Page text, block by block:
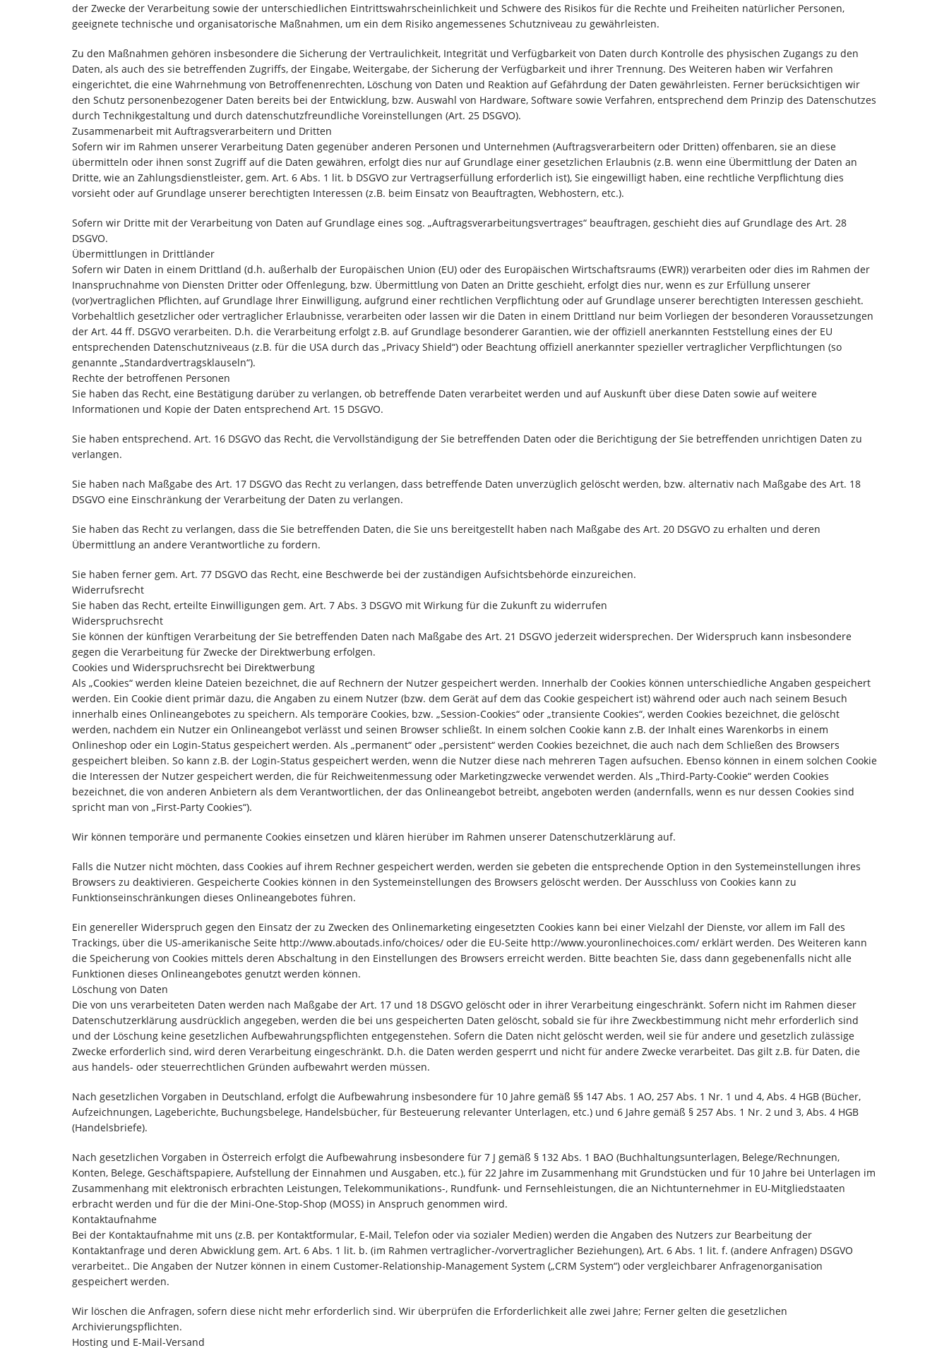
der Zwecke der Verarbeitung sowie der unterschiedlichen Eintrittswahrscheinlichkeit und Schwere des Risikos für die Rechte und Freiheiten natürlicher Personen,
geeignete technische und organisatorische Maßnahmen, um ein dem Risiko angemessenes Schutzniveau zu gewährleisten.
Zu den Maßnahmen gehören insbesondere die Sicherung der Vertraulichkeit, Integrität und Verfügbarkeit von Daten durch Kontrolle des physischen Zugangs zu den
Daten, als auch des sie betreffenden Zugriffs, der Eingabe, Weitergabe, der Sicherung der Verfügbarkeit und ihrer Trennung. Des Weiteren haben wir Verfahren
eingerichtet, die eine Wahrnehmung von Betroffenenrechten, Löschung von Daten und Reaktion auf Gefährdung der Daten gewährleisten. Ferner berücksichtigen wir
den Schutz personenbezogener Daten bereits bei der Entwicklung, bzw. Auswahl von Hardware, Software sowie Verfahren, entsprechend dem Prinzip des Datenschutzes
durch Technikgestaltung und durch datenschutzfreundliche Voreinstellungen (Art. 25 DSGVO).
Zusammenarbeit mit Auftragsverarbeitern und Dritten
Sofern wir im Rahmen unserer Verarbeitung Daten gegenüber anderen Personen und Unternehmen (Auftragsverarbeitern oder Dritten) offenbaren, sie an diese
übermitteln oder ihnen sonst Zugriff auf die Daten gewähren, erfolgt dies nur auf Grundlage einer gesetzlichen Erlaubnis (z.B. wenn eine Übermittlung der Daten an
Dritte, wie an Zahlungsdienstleister, gem. Art. 6 Abs. 1 lit. b DSGVO zur Vertragserfüllung erforderlich ist), Sie eingewilligt haben, eine rechtliche Verpflichtung dies
vorsieht oder auf Grundlage unserer berechtigten Interessen (z.B. beim Einsatz von Beauftragten, Webhostern, etc.).
Sofern wir Dritte mit der Verarbeitung von Daten auf Grundlage eines sog. „Auftragsverarbeitungsvertrages“ beauftragen, geschieht dies auf Grundlage des Art. 28
DSGVO.
Übermittlungen in Drittländer
Sofern wir Daten in einem Drittland (d.h. außerhalb der Europäischen Union (EU) oder des Europäischen Wirtschaftsraums (EWR)) verarbeiten oder dies im Rahmen der
Inanspruchnahme von Diensten Dritter oder Offenlegung, bzw. Übermittlung von Daten an Dritte geschieht, erfolgt dies nur, wenn es zur Erfüllung unserer
(vor)vertraglichen Pflichten, auf Grundlage Ihrer Einwilligung, aufgrund einer rechtlichen Verpflichtung oder auf Grundlage unserer berechtigten Interessen geschieht.
Vorbehaltlich gesetzlicher oder vertraglicher Erlaubnisse, verarbeiten oder lassen wir die Daten in einem Drittland nur beim Vorliegen der besonderen Voraussetzungen
der Art. 44 ff. DSGVO verarbeiten. D.h. die Verarbeitung erfolgt z.B. auf Grundlage besonderer Garantien, wie der offiziell anerkannten Feststellung eines der EU
entsprechenden Datenschutzniveaus (z.B. für die USA durch das „Privacy Shield“) oder Beachtung offiziell anerkannter spezieller vertraglicher Verpflichtungen (so
genannte „Standardvertragsklauseln“).
Rechte der betroffenen Personen
Sie haben das Recht, eine Bestätigung darüber zu verlangen, ob betreffende Daten verarbeitet werden und auf Auskunft über diese Daten sowie auf weitere
Informationen und Kopie der Daten entsprechend Art. 15 DSGVO.
Sie haben entsprechend. Art. 16 DSGVO das Recht, die Vervollständigung der Sie betreffenden Daten oder die Berichtigung der Sie betreffenden unrichtigen Daten zu
verlangen.
Sie haben nach Maßgabe des Art. 17 DSGVO das Recht zu verlangen, dass betreffende Daten unverzüglich gelöscht werden, bzw. alternativ nach Maßgabe des Art. 18
DSGVO eine Einschränkung der Verarbeitung der Daten zu verlangen.
Sie haben das Recht zu verlangen, dass die Sie betreffenden Daten, die Sie uns bereitgestellt haben nach Maßgabe des Art. 20 DSGVO zu erhalten und deren
Übermittlung an andere Verantwortliche zu fordern.
Sie haben ferner gem. Art. 77 DSGVO das Recht, eine Beschwerde bei der zuständigen Aufsichtsbehörde einzureichen.
Widerrufsrecht
Sie haben das Recht, erteilte Einwilligungen gem. Art. 7 Abs. 3 DSGVO mit Wirkung für die Zukunft zu widerrufen
Widerspruchsrecht
Sie können der künftigen Verarbeitung der Sie betreffenden Daten nach Maßgabe des Art. 21 DSGVO jederzeit widersprechen. Der Widerspruch kann insbesondere
gegen die Verarbeitung für Zwecke der Direktwerbung erfolgen.
Cookies und Widerspruchsrecht bei Direktwerbung
Als „Cookies“ werden kleine Dateien bezeichnet, die auf Rechnern der Nutzer gespeichert werden. Innerhalb der Cookies können unterschiedliche Angaben gespeichert
werden. Ein Cookie dient primär dazu, die Angaben zu einem Nutzer (bzw. dem Gerät auf dem das Cookie gespeichert ist) während oder auch nach seinem Besuch
innerhalb eines Onlineangebotes zu speichern. Als temporäre Cookies, bzw. „Session-Cookies“ oder „transiente Cookies“, werden Cookies bezeichnet, die gelöscht
werden, nachdem ein Nutzer ein Onlineangebot verlässt und seinen Browser schließt. In einem solchen Cookie kann z.B. der Inhalt eines Warenkorbs in einem
Onlineshop oder ein Login-Status gespeichert werden. Als „permanent“ oder „persistent“ werden Cookies bezeichnet, die auch nach dem Schließen des Browsers
gespeichert bleiben. So kann z.B. der Login-Status gespeichert werden, wenn die Nutzer diese nach mehreren Tagen aufsuchen. Ebenso können in einem solchen Cookie
die Interessen der Nutzer gespeichert werden, die für Reichweitenmessung oder Marketingzwecke verwendet werden. Als „Third-Party-Cookie“ werden Cookies
bezeichnet, die von anderen Anbietern als dem Verantwortlichen, der das Onlineangebot betreibt, angeboten werden (andernfalls, wenn es nur dessen Cookies sind
spricht man von „First-Party Cookies“).
Wir können temporäre und permanente Cookies einsetzen und klären hierüber im Rahmen unserer Datenschutzerklärung auf.
Falls die Nutzer nicht möchten, dass Cookies auf ihrem Rechner gespeichert werden, werden sie gebeten die entsprechende Option in den Systemeinstellungen ihres
Browsers zu deaktivieren. Gespeicherte Cookies können in den Systemeinstellungen des Browsers gelöscht werden. Der Ausschluss von Cookies kann zu
Funktionseinschränkungen dieses Onlineangebotes führen.
Ein genereller Widerspruch gegen den Einsatz der zu Zwecken des Onlinemarketing eingesetzten Cookies kann bei einer Vielzahl der Dienste, vor allem im Fall des
Trackings, über die US-amerikanische Seite http://www.aboutads.info/choices/ oder die EU-Seite http://www.youronlinechoices.com/ erklärt werden. Des Weiteren kann
die Speicherung von Cookies mittels deren Abschaltung in den Einstellungen des Browsers erreicht werden. Bitte beachten Sie, dass dann gegebenenfalls nicht alle
Funktionen dieses Onlineangebotes genutzt werden können.
Löschung von Daten
Die von uns verarbeiteten Daten werden nach Maßgabe der Art. 17 und 18 DSGVO gelöscht oder in ihrer Verarbeitung eingeschränkt. Sofern nicht im Rahmen dieser
Datenschutzerklärung ausdrücklich angegeben, werden die bei uns gespeicherten Daten gelöscht, sobald sie für ihre Zweckbestimmung nicht mehr erforderlich sind
und der Löschung keine gesetzlichen Aufbewahrungspflichten entgegenstehen. Sofern die Daten nicht gelöscht werden, weil sie für andere und gesetzlich zulässige
Zwecke erforderlich sind, wird deren Verarbeitung eingeschränkt. D.h. die Daten werden gesperrt und nicht für andere Zwecke verarbeitet. Das gilt z.B. für Daten, die
aus handels- oder steuerrechtlichen Gründen aufbewahrt werden müssen.
Nach gesetzlichen Vorgaben in Deutschland, erfolgt die Aufbewahrung insbesondere für 10 Jahre gemäß §§ 147 Abs. 1 AO, 257 Abs. 1 Nr. 1 und 4, Abs. 4 HGB (Bücher,
Aufzeichnungen, Lageberichte, Buchungsbelege, Handelsbücher, für Besteuerung relevanter Unterlagen, etc.) und 6 Jahre gemäß § 257 Abs. 1 Nr. 2 und 3, Abs. 4 HGB
(Handelsbriefe).
Nach gesetzlichen Vorgaben in Österreich erfolgt die Aufbewahrung insbesondere für 7 J gemäß § 132 Abs. 1 BAO (Buchhaltungsunterlagen, Belege/Rechnungen,
Konten, Belege, Geschäftspapiere, Aufstellung der Einnahmen und Ausgaben, etc.), für 22 Jahre im Zusammenhang mit Grundstücken und für 10 Jahre bei Unterlagen im
Zusammenhang mit elektronisch erbrachten Leistungen, Telekommunikations-, Rundfunk- und Fernsehleistungen, die an Nichtunternehmer in EU-Mitgliedstaaten
erbracht werden und für die der Mini-One-Stop-Shop (MOSS) in Anspruch genommen wird.
Kontaktaufnahme
Bei der Kontaktaufnahme mit uns (z.B. per Kontaktformular, E-Mail, Telefon oder via sozialer Medien) werden die Angaben des Nutzers zur Bearbeitung der
Kontaktanfrage und deren Abwicklung gem. Art. 6 Abs. 1 lit. b. (im Rahmen vertraglicher-/vorvertraglicher Beziehungen), Art. 6 Abs. 1 lit. f. (andere Anfragen) DSGVO
verarbeitet.. Die Angaben der Nutzer können in einem Customer-Relationship-Management System („CRM System“) oder vergleichbarer Anfragenorganisation
gespeichert werden.
Wir löschen die Anfragen, sofern diese nicht mehr erforderlich sind. Wir überprüfen die Erforderlichkeit alle zwei Jahre; Ferner gelten die gesetzlichen
Archivierungspflichten.
Hosting und E-Mail-Versand